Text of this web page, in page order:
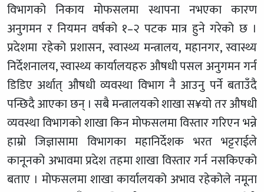
विभागको निकाय मोफसलमा स्थापना नभएका कारण
अनुगमन र नियमन वर्षको १–२ पटक मात्र हुने गरेको छ ।
प्रदेशमा रहेको प्रशासन, स्वास्थ्य मन्त्रालय, महानगर, स्वास्थ्य
निर्देशनालय, स्वास्थ्य कार्यालयहरु औषधी पसल अनुगमन गर्न
डिडिए अर्थात् औषधी व्यवस्था विभाग नै आउनु पर्ने बताउँदै
पन्छिदै आएका छन् । सबै मन्त्रालयको शाखा स¥यो तर औषधी
व्यवस्था विभागको शाखा किन मोफसलमा विस्तार गरिएन भन्ने
हाम्रो जिज्ञासामा विभागका महानिर्देशक भरत भट्टराईले
कानूनको अभावमा प्रदेश तहमा शाखा विस्तार गर्न नसकिएको
बताए । मोफसलमा शाखा कार्यालयको अभाव रहेकोले नमूना